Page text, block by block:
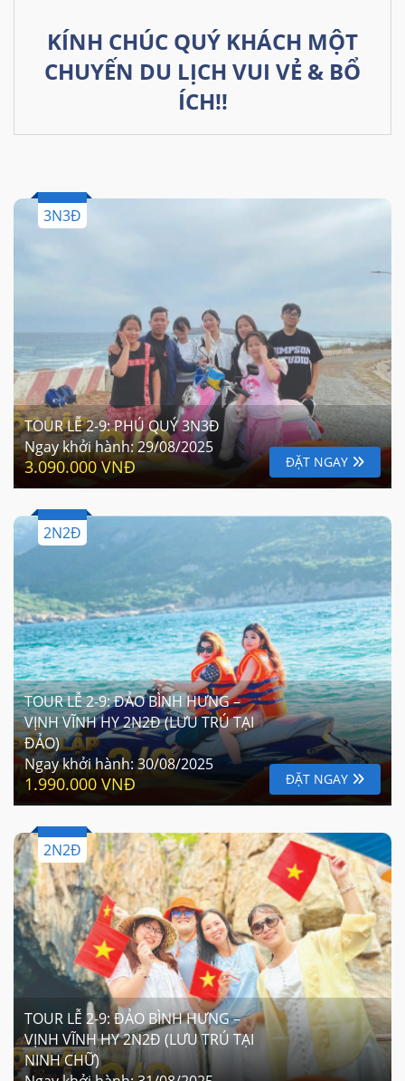
KÍNH CHÚC QUÝ KHÁCH MỘT
CHUYẾN DU LỊCH VUI VẺ & BỔ
ÍCH!!
3N3Đ
TOUR LỄ 2-9: PHÚ QUÝ 3N3Đ
Ngay khởi hành:29/08/2025
3.090.000 VNĐ ĐẶT NGAY
2N2Đ
TOUR LỄ 2-9: ĐẢO BÌNH HƯNG –
VỊNH VĨNH HY 2N2Đ (LƯU TRÚ TẠI
ĐẢO)
Ngay khởi hành:30/08/2025
1.990.000 VNĐ ĐẶT NGAY
2N2Đ
TOUR LỄ 2-9: ĐẢO BÌNH HƯNG –
VỊNH VĨNH HY 2N2Đ (LƯU TRÚ TẠI
NINH CHỮ)